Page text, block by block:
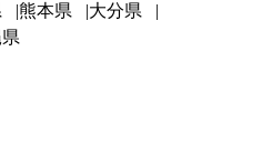
熊本県
大分県